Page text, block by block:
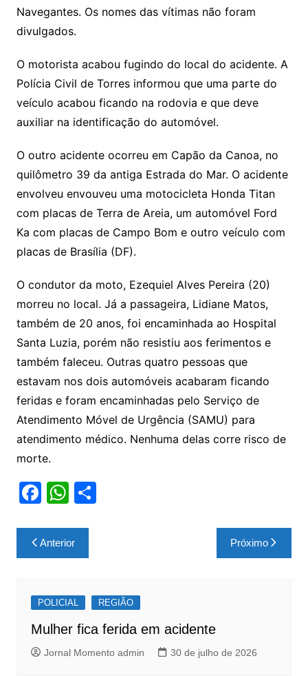
Navegantes. Os nomes das vítimas não foram
divulgados.
O motorista acabou fugindo do local do acidente. A
Polícia Civil de Torres informou que uma parte do
veículo acabou ficando na rodovia e que deve
auxiliar na identificação do automóvel.
O outro acidente ocorreu em Capão da Canoa, no
quilômetro 39 da antiga Estrada do Mar. O acidente
envolveu envouveu uma motocicleta Honda Titan
com placas de Terra de Areia, um automóvel Ford
Ka com placas de Campo Bom e outro veículo com
placas de Brasília (DF).
O condutor da moto, Ezequiel Alves Pereira (20)
morreu no local. Já a passageira, Lidiane Matos,
também de 20 anos, foi encaminhada ao Hospital
Santa Luzia, porém não resistiu aos ferimentos e
também faleceu. Outras quatro pessoas que
estavam nos dois automóveis acabaram ficando
feridas e foram encaminhadas pelo Serviço de
Atendimento Móvel de Urgência (SAMU) para
atendimento médico. Nenhuma delas corre risco de
morte.
F
c
e
o
o
k
W
at
s
p
p
S
Navegação
de
Anterior Próximo
POLICIAL REGIÃO
Mulher fica ferida em acidente
Jornal Momento admin 30 de julho de 2026